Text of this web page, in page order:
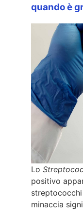
quando è
Lo
positivo
streptococchi
minaccia